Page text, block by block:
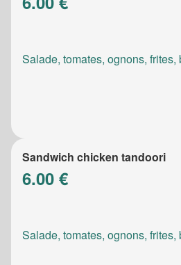
Salade, tomates, ognons,
Sandwich chicken tandoori
6.00 €
Salade, tomates, ognons,